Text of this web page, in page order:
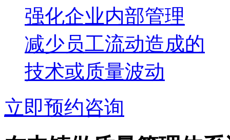
强化企业内部管理
减少员工流动造成的
技术或质量波动
立即预约咨询